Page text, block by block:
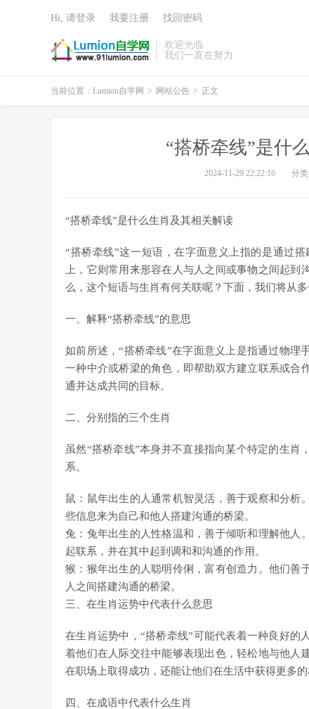
欢迎光临
我们一直在努力
Hi, 请登录 我要注册 找回密码
当前位置： Lumion自学网 > 网站公告 > 正文
“搭桥牵线”是什
2024-11-29 22:22:16 分类
“搭桥牵线”是什么生肖及其相关解读
“搭桥牵线”这一短语，在字面意义上指的是通过
上，它则常用来形容在人与人之间或事物之间起
么，这个短语与生肖有何关联呢？下面，我们将从多
一、解释“搭桥牵线”的意思
如前所述，“搭桥牵线”在字面意义上是指通过物理
一种中介或桥梁的角色，即帮助双方建立联系或合
通并达成共同的目标。
二、分别指的三个生肖
虽然“搭桥牵线”本身并不直接指向某个特定的生
系。
鼠：鼠年出生的人通常机智灵活，善于观察和分析
些信息来为自己和他人搭建沟通的桥梁。
兔：兔年出生的人性格温和，善于倾听和理解他人
起联系，并在其中起到调和和沟通的作用。
猴：猴年出生的人聪明伶俐，富有创造力。他们善
人之间搭建沟通的桥梁。
三、在生肖运势中代表什么意思
在生肖运势中，“搭桥牵线”可能代表着一种良好的
着他们在人际交往中能够表现出色，轻松地与他人
在职场上取得成功，还能让他们在生活中获得更多的
四、在成语中代表什么生肖